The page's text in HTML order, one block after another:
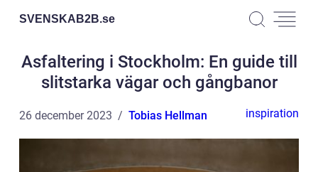
SVENSKAB2B.se
Asfaltering i Stockholm: En guide till
slitstarka vägar och gångbanor
26 december 2023 Tobias Hellman inspiration